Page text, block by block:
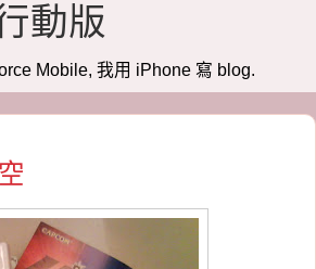
動版
Mobile, 我用 iPhone 寫 blog.